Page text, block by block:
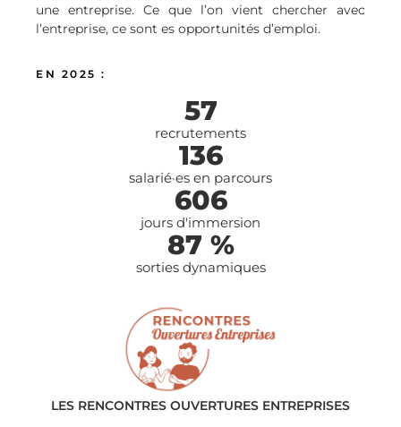
une entreprise. Ce que l’on vient chercher avec
l’entreprise, ce sont es opportunités d’emploi.
EN 2025 :
recrutements
57
salarié·es en parcours
136
jours d'immersion
606
sorties dynamiques
87 %
LES RENCONTRES OUVERTURES ENTREPRISES